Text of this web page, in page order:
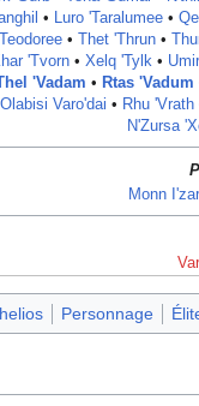
• Luro 'Taralumee •
• Thet 'Thrun•
'Tvorn• Xelq 'Tylk•
'Vadam • Rtas 'Vadum
Olabisi Varo'dai • Rhu 'Vrath
N'Zursa
Monn I'zar
Personnage